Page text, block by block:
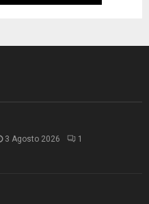
3 Agosto 2026 1